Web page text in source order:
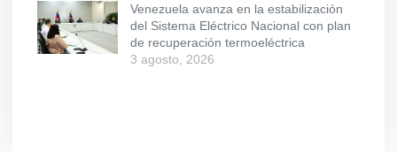
Venezuela avanza en la estabilización
del Sistema Eléctrico Nacional con plan
de recuperación termoeléctrica
3 agosto, 2026